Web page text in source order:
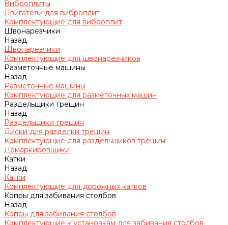
Виброплиты
Двигатели для виброплит
Комплектующие для виброплит
Швонарезчики
Назад
Швонарезчики
Комплектующие для швонарезчиков
Разметочные машины
Назад
Разметочные машины
Комплектующие для разметочных машин
Раздельщики трещин
Назад
Раздельщики трещин
Диски для разделки трещин
Комплектующие для раздельщиков трещин
Демаркировщики
Катки
Назад
Катки
Комплектующие для дорожных катков
Копры для забивания столбов
Назад
Копры для забивания столбов
Комплектующие к установкам для забивания столбов